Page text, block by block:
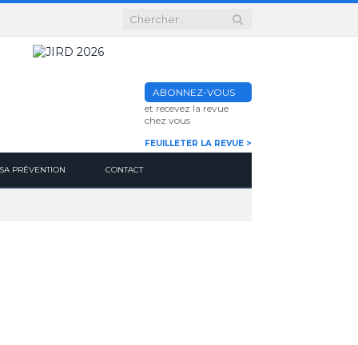
ABONNEZ-VOUS
et recevez la revue
chez vous
FEUILLETER LA REVUE >
PRÉVENTION CONTACT